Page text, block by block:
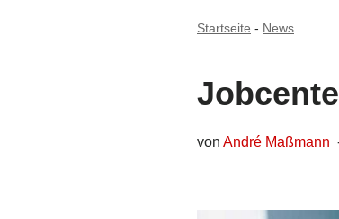
Startseite - News
von André Maßmann